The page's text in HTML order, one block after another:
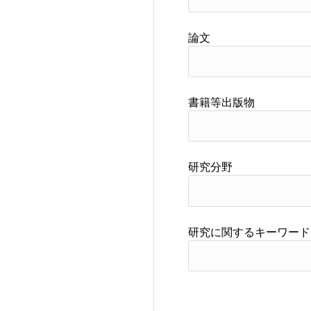
論文
書籍等出版物
研究分野
研究に関するキーワード